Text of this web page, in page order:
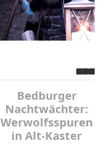
Bedburger
Nachtwächter:
Werwolfsspuren
in Alt-Kaster